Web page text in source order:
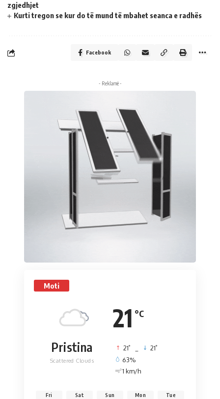
zgjedhjet
Kurti tregon se kur do të mund të mbahet seanca e radhës
Facebook
- Reklamë -
Moti
21 °C
Pristina
Scattered Clouds
21° 21°
63%
1 km/h
Fri Sat Sun Mon Tue